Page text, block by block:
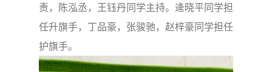
责，陈泓丞，王钰丹同学主持。逄晓平同学担
任升旗手，丁品豪，张骏驰，赵梓豪同学担任
护旗手。